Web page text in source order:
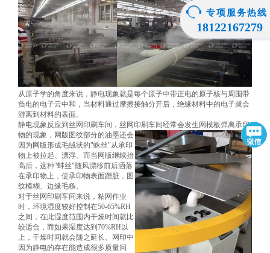
从原子学的角度来说，静电现象就是每个原子中带正电的原子核与周围带
负电的电子云中和，当材料通过摩擦接触分开后，绝缘材料中的电子就会
游离到材料的表面。
静电现象反应到丝网印刷车间，丝网印刷车间经常会发生网模板弹离承印
物的现象，网版图纹部分的油墨还会
因为网版形成毛绒状的"蛛丝"从承印
物上被拉起、漂浮。而当网版继续抬
高后，这种"蚌丝"随风漂移前后洒落
在承印物上，使承印物表面蹭脏，图
纹模糊、边缘毛糙。
对于丝网印刷车间来说，粘网作业
时，环境湿度较好控制在50-65%RH
之间，在此湿度范围内干燥时间就比
较适合，而如果湿度达到70%RH以
上，干燥时间就会随之延长。网印中
因为静电的存在能造成很多质量问
专项服务热线
18122167279